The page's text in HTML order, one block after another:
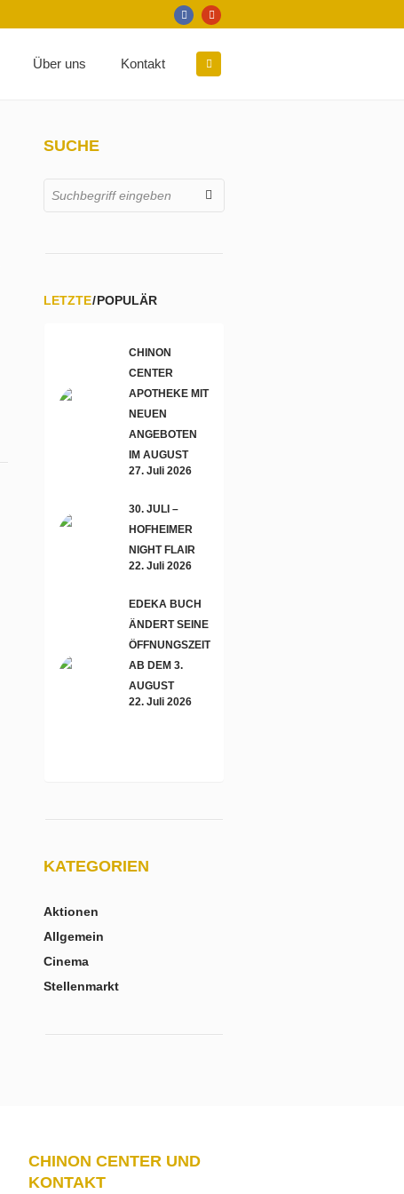
Über uns Kontakt
SUCHE
LETZTE POPULÄR
CHINON
CENTER
APOTHEKE MIT
NEUEN
ANGEBOTEN
IM AUGUST
27. Juli 2026
30. JULI –
HOFHEIMER
NIGHT FLAIR
22. Juli 2026
EDEKA BUCH
ÄNDERT SEINE
ÖFFNUNGSZEITEN
AB DEM 3.
AUGUST
22. Juli 2026
KATEGORIEN
Aktionen
Allgemein
Cinema
Stellenmarkt
CHINON CENTER UND
KONTAKT